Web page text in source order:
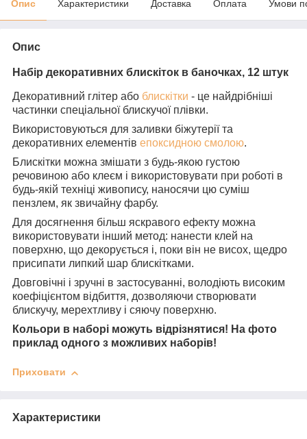
Опис Характеристики Доставка Оплата Умови
Опис
Набір декоративних блискіток в баночках, 12 штук
Декоративний глітер або блискітки - це найдрібніші
частинки спеціальної блискучої плівки.
Використовуються для заливки біжутерії та
декоративних елементів епоксидною смолою.
Блискітки можна змішати з будь-якою густою
речовиною або клеєм і використовувати при роботі в
будь-якій техніці живопису, наносячи цю суміш
пензлем, як звичайну фарбу.
Для досягнення більш яскравого ефекту можна
використовувати інший метод: нанести клей на
поверхню, що декорується і, поки він не висох, щедро
присипати липкий шар блискітками.
Довговічні і зручні в застосуванні, володіють високим
коефіцієнтом відбиття, дозволяючи створювати
блискучу, мерехтливу і сяючу поверхню.
Кольори в наборі можуть відрізнятися! На фото
приклад одного з можливих наборів!
Приховати
Характеристики